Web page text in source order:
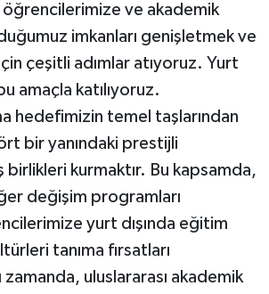
ve akademik
imkanları genişletmek ve
çeşitli adımlar atıyoruz. Yurt
amaçla katılıyoruz.
hedefimizin temel taşlarından
bir yanındaki prestijli
birlikleri kurmaktır. Bu kapsamda,
değişim programları
yurt dışında eğitim
tanıma fırsatları
zamanda, uluslararası akademik